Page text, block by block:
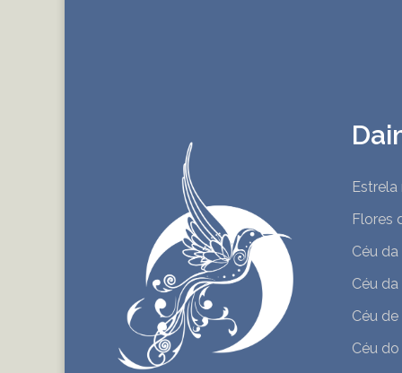
Estrela
Flores
Céu
Céu
Céu
Céu